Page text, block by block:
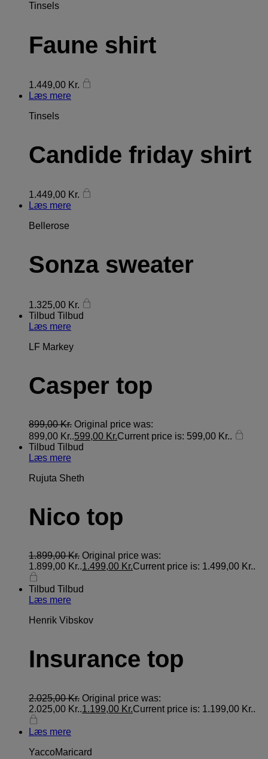
Tinsels
Faune shirt
1.449,00 Kr.
Læs mere
Tinsels
Candide friday shirt
1.449,00 Kr.
Læs mere
Bellerose
Sonza sweater
1.325,00 Kr.
Tilbud Tilbud
Læs mere
LF Markey
Casper top
899,00Kr. Original price was:
899,00 Kr..599,00 Kr.Current price is: 599,00 Kr..
Tilbud Tilbud
Læs mere
Rujuta Sheth
Nico top
1.899,00Kr. Original price was:
1.899,00 Kr..1.499,00 Kr.Current price is: 1.499,00 Kr..
Tilbud Tilbud
Læs mere
Henrik Vibskov
Insurance top
2.025,00Kr. Original price was:
2.025,00 Kr..1.199,00 Kr.Current price is: 1.199,00 Kr..
Læs mere
YaccoMaricard